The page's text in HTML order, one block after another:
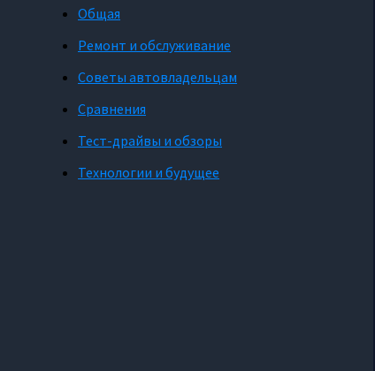
Общая
Ремонт и обслуживание
Советы автовладельцам
Сравнения
Тест-драйвы и обзоры
Технологии и будущее